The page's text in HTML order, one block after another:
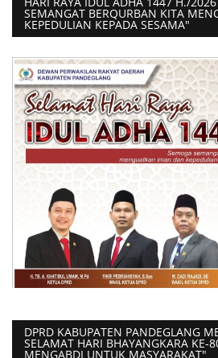
SEMANGAT BERQURBAN KITA
KEPEDULIAN KEPADA SESAMA"
DPRD KABUPATEN PANDEGLANG
SELAMAT HARI BHAYANGKARA KE-
MENGABDI UNTUK MASYARAKAT"